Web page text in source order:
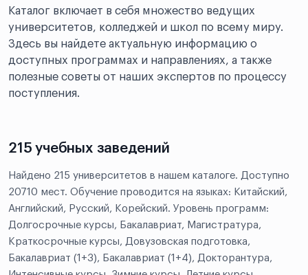
Каталог включает в себя множество ведущих
университетов, колледжей и школ по всему миру.
Здесь вы найдете актуальную информацию о
доступных программах и направлениях, а также
полезные советы от наших экспертов по процессу
поступления.
215 учебных заведений
Найдено 215 университетов в нашем каталоге. Доступно
20710 мест. Обучение проводится на языках: Китайский,
Английский, Русский, Корейский. Уровень программ:
Долгосрочные курсы, Бакалавриат, Магистратура,
Краткосрочные курсы, Довузовская подготовка,
Бакалавриат (1+3), Бакалавриат (1+4), Докторантура,